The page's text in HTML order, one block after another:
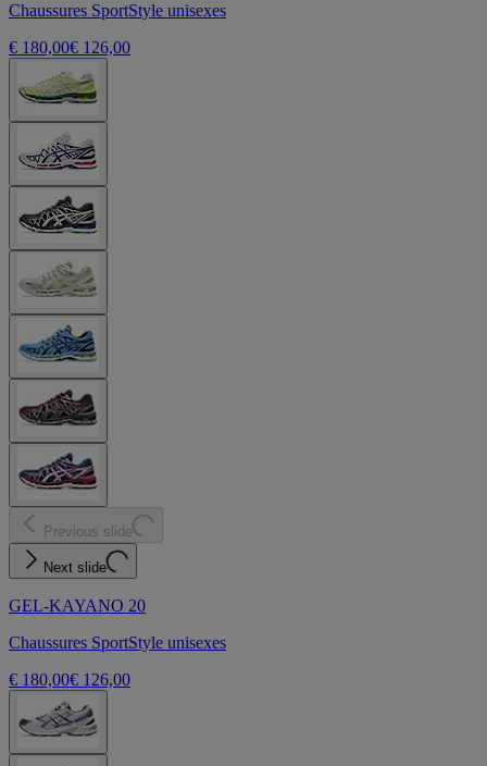
Chaussures SportStyle unisexes
€ 180,00€ 126,00
Previous slide
Next slide
GEL-KAYANO 20
Chaussures SportStyle unisexes
€ 180,00€ 126,00